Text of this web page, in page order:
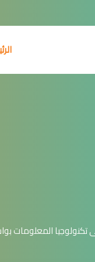
المعلومات